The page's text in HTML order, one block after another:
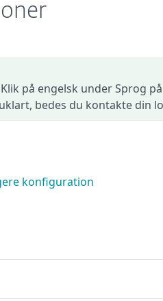
på engelsk under Sprog
bedes du kontakte din
konfiguration